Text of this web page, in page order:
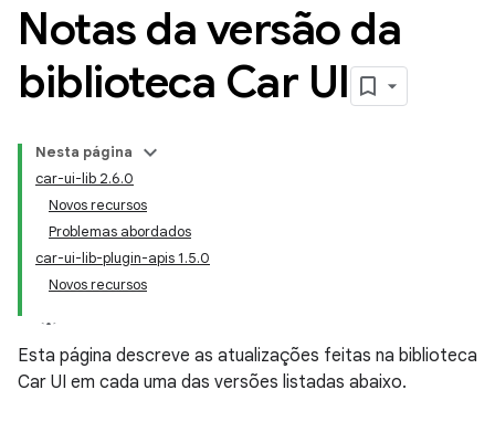
Notas da versão da
biblioteca Car UI
Nesta página
car-ui-lib 2.6.0
Novos recursos
Problemas abordados
car-ui-lib-plugin-apis 1.5.0
Novos recursos
Esta página descreve as atualizações feitas na biblioteca
Car UI em cada uma das versões listadas abaixo.